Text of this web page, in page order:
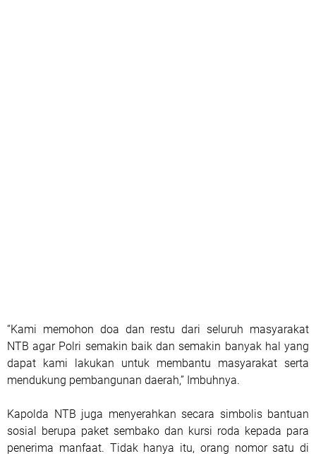
“Kami memohon doa dan restu dari seluruh masyarakat
NTB agar Polri semakin baik dan semakin banyak hal yang
dapat kami lakukan untuk membantu masyarakat serta
mendukung pembangunan daerah,” Imbuhnya.
Kapolda NTB juga menyerahkan secara simbolis bantuan
sosial berupa paket sembako dan kursi roda kepada para
penerima manfaat. Tidak hanya itu, orang nomor satu di